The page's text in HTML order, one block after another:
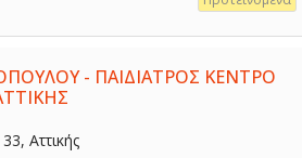
- ΠΑΙΔΙΑΤΡΟΣ ΚΕΝΤΡΟ
Αττικής